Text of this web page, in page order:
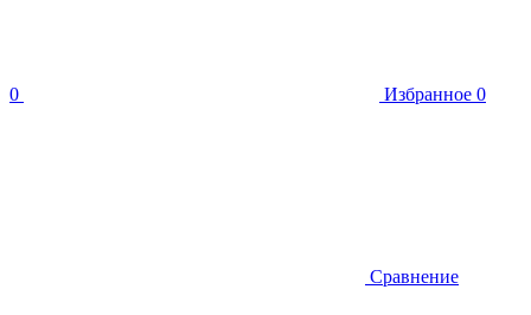
0 Избранное 0
Сравнение